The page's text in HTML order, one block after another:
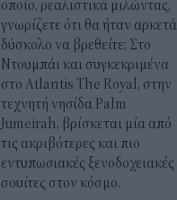
οποίο, ρεαλιστικά μιλώντας,
γνωρίζετε ότι θα ήταν αρκετά
δύσκολο να βρεθείτε; Στο
Ντουμπάι και συγκεκριμένα
στο Atlantis The Royal, στην
τεχνητή νησίδα Palm
Jumeirah, βρίσκεται μία από
τις ακριβότερες και πιο
εντυπωσιακές ξενοδοχειακές
σουίτες στον κόσμο.